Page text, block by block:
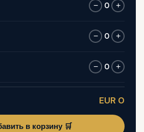
− 0 +
− 0 +
− 0 +
EUR 0
в корзину 🛒